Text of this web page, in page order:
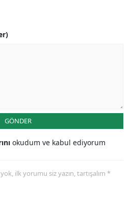
GÖNDER
okudum ve kabul ediyorum
ilk yorumu siz yazın, tartışalım *